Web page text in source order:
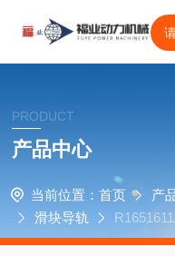
PRODUCT
产品中心
当前位置： 首页 产
滑块导轨
埃马克激光焊接机轴承